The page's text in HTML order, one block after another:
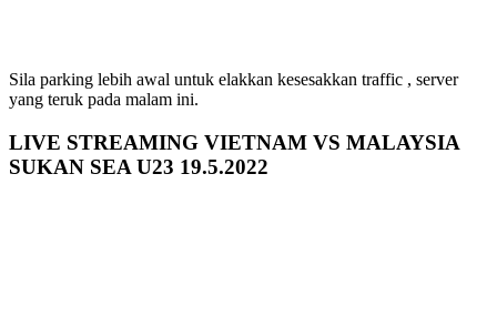
Sila parking lebih awal untuk elakkan kesesakkan traffic , server
yang teruk pada malam ini.
LIVE STREAMING VIETNAM VS MALAYSIA
SUKAN SEA U23 19.5.2022